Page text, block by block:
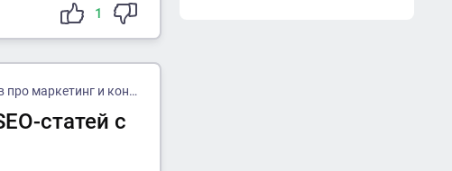
1
маркетинг и контент
статей с